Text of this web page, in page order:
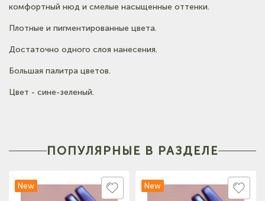
Тел: +7-3852-721-001
Тел: +7-960-965-6706
комфортный нюд и смелые насыщенные оттенки.
Плотные и пигментированные цвета.
Достаточно одного слоя нанесения.
Большая палитра цветов.
Цвет - сине-зеленый.
ПОПУЛЯРНЫЕ В РАЗДЕЛЕ
New New